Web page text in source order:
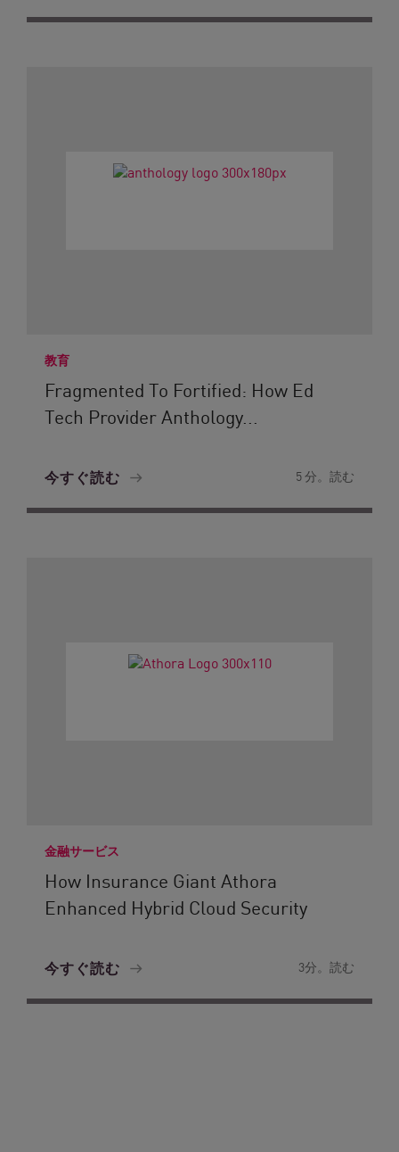
教育
Fragmented To Fortified: How Ed
Tech Provider Anthology...
今すぐ読む 5 分。読む
金融サービス
How Insurance Giant Athora
Enhanced Hybrid Cloud Security
今すぐ読む 3分。読む